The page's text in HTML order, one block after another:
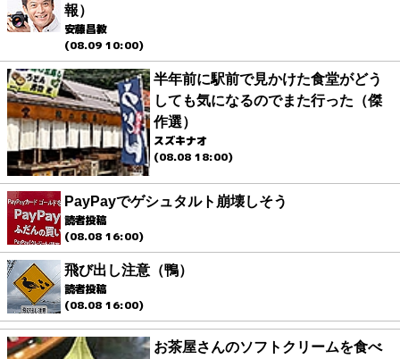
報）
安藤昌教
(08.09 10:00)
半年前に駅前で見かけた食堂がどう
しても気になるのでまた行った（傑
作選）
スズキナオ
(08.08 18:00)
PayPayでゲシュタルト崩壊しそう
読者投稿
(08.08 16:00)
飛び出し注意（鴨）
読者投稿
(08.08 16:00)
お茶屋さんのソフトクリームを食べ